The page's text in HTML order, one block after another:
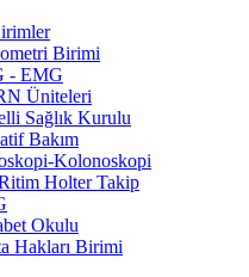
Birimi
- EMG
Üniteleri
Sağlık Kurulu
Bakım
Kolonoskopi
Holter Takip
Okulu
Hakları Birimi